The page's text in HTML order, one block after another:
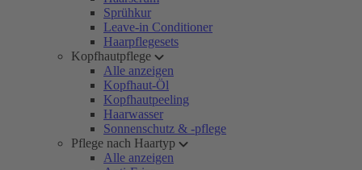
Sprühkur
Leave-in Conditioner
Haarpflegesets
Kopfhautpflege
Alle anzeigen
Kopfhaut-Öl
Kopfhautpeeling
Haarwasser
Sonnenschutz & -pflege
Pflege nach Haartyp
Alle anzeigen